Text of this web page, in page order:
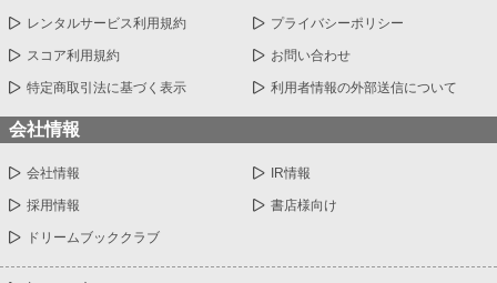
レンタルサービス利用規約 プライバシーポリシー
スコア利用規約 お問い合わせ
特定商取引法に基づく表示 利用者情報の外部送信について
会社情報
会社情報 IR情報
採用情報 書店様向け
ドリームブッククラブ